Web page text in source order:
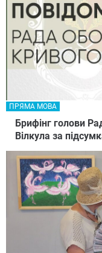
Брифінг голови
Вілкула за
ПРЯМА МОВА